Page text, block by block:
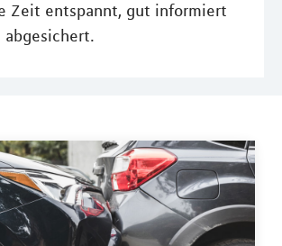
Zeit entspannt, gut informiert
abgesichert.